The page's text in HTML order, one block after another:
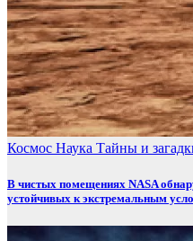
Космос Наука Тайны и
В чистых помещениях NASA
устойчивых к экстремальным